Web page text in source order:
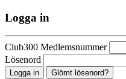
Logga in
Club300 Medlemsnummer
Lösenord
Glömt lösenord?